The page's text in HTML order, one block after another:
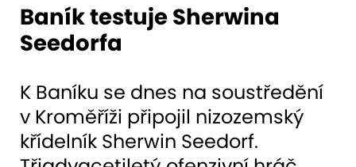
Baník testuje Sherwina
Seedorfa
K Baníku se dnes na soustředění
v Kroměříži připojil nizozemský
křídelník Sherwin Seedorf.